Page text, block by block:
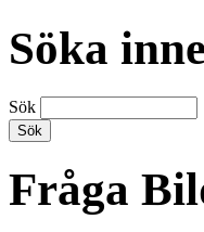
Söka
Sök
Fråga